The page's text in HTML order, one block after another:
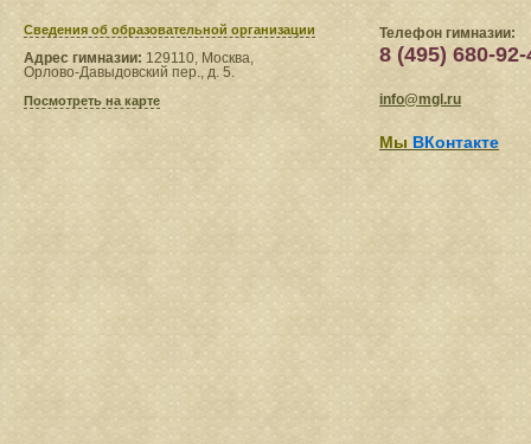
Сведения​ об образовательной организации
Адрес гимназии: 129110, Москва,
Орлово-Давыдовский пер., д. 5.
Посмотреть на карте
Телефон гимназии:
8 (495) 680-92-
info@mgl.ru
Мы ВКонтакте